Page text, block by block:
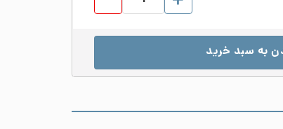
به سبد خرید